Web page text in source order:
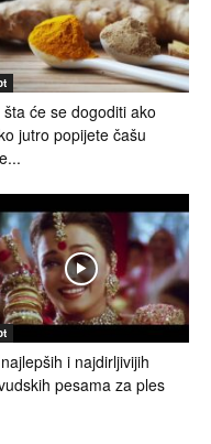
šta će se dogoditi ako
jutro popijete čašu
i najdirljivijih
pesama za ples